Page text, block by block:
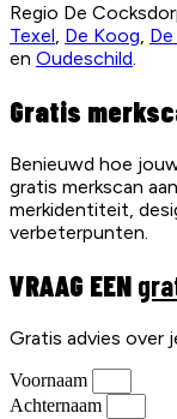
Regio De
Texel, De Koog, De
en Oudeschild.
Gratis
Benieuwd hoe
gratis merkscan
merkidentiteit,
verbeterpunten.
VRAAG EEN
Gratis advies over
Voornaam
Achternaam